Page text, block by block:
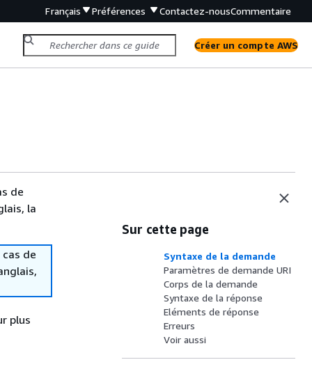
Français Préférences Contactez-nousCommentaire
Créer un compte AWS
de
la
de
plus
Sur cette page
Syntaxe de la demande
Paramètres de demande URI
Corps de la demande
Syntaxe de la réponse
Eléments de réponse
Erreurs
Voir aussi